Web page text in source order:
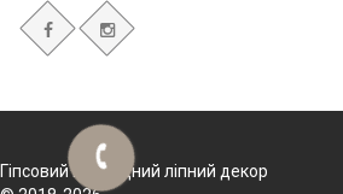
Гіпсовий і фасадний ліпний декор